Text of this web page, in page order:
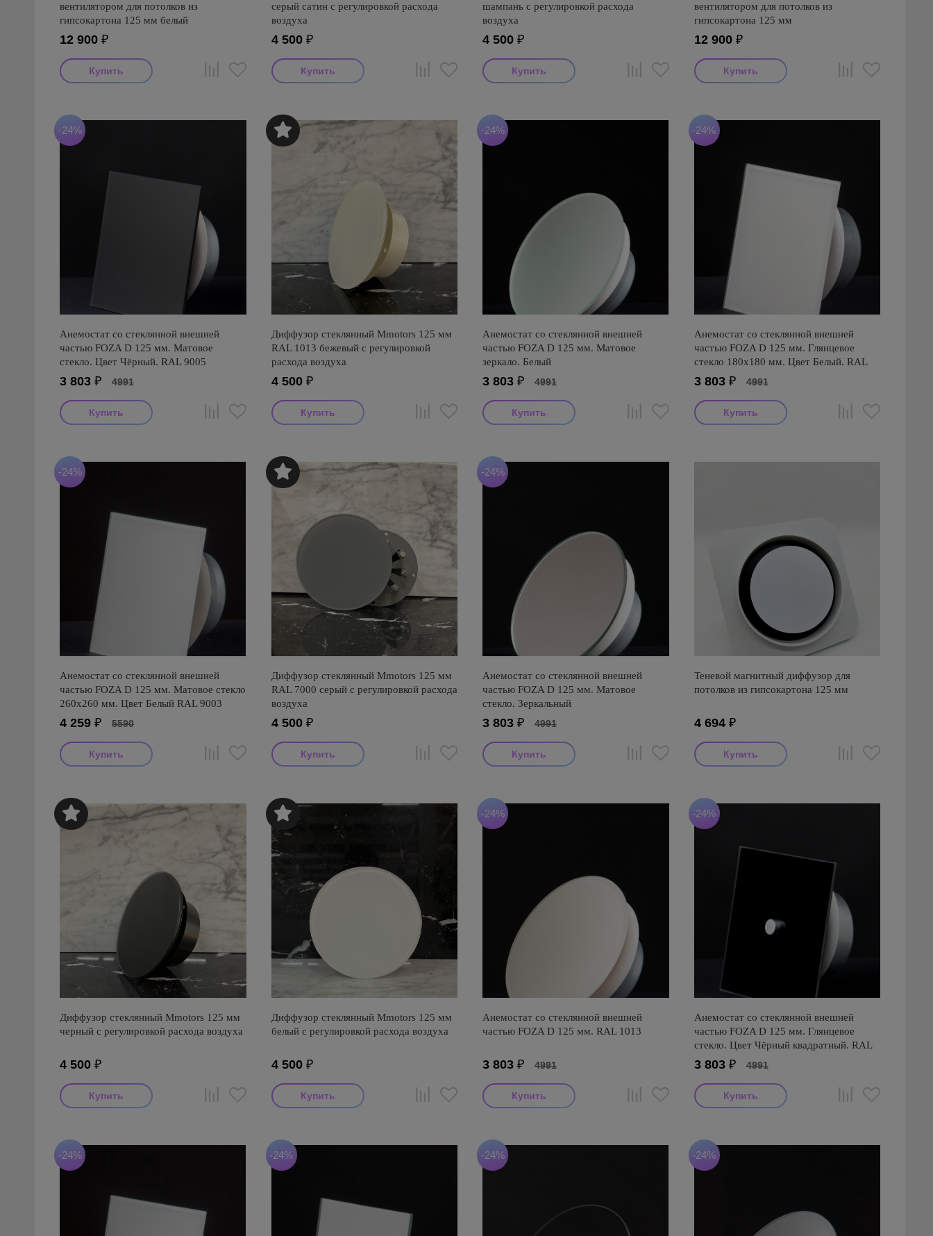
вентилятором для потолков из
гипсокартона 125 мм белый
12 900 ₽
серый сатин с регулировкой расхода
воздуха
4 500₽
шампань с регулировкой расхода
воздуха
4 500 ₽
вентилятором для потолков из
гипсокартона 125 мм
12 900₽
-24%
Анемостат со стеклянной внешней
частью FOZA D 125 мм. Матовое
стекло. Цвет Чёрный. RAL 9005
3 803 ₽ 4991
Диффузор стеклянный Mmotors 125 мм
RAL 1013 бежевый с регулировкой
расхода воздуха
4 500₽
-24%
Анемостат со стеклянной внешней
частью FOZA D 125 мм. Матовое
зеркало. Белый
3 803 ₽ 4991
-24%
Анемостат со стеклянной внешней
частью FOZA D 125 мм. Глянцевое
стекло 180х180 мм. Цвет Белый. RAL
9003
3 803₽ 4991
-24%
Анемостат со стеклянной внешней
частью FOZA D 125 мм. Матовое стекло
260х260 мм. Цвет Белый RAL 9003
4 259 ₽ 5590
Диффузор стеклянный Mmotors 125 мм
RAL 7000 серый с регулировкой расхода
воздуха
4 500₽
-24%
Анемостат со стеклянной внешней
частью FOZA D 125 мм. Матовое
стекло. Зеркальный
3 803 ₽ 4991
Теневой магнитный диффузор для
потолков из гипсокартона 125 мм
4 694₽
Диффузор стеклянный Mmotors 125 мм
черный с регулировкой расхода воздуха
4 500 ₽
Диффузор стеклянный Mmotors 125 мм
белый с регулировкой расхода воздуха
4 500₽
-24%
Анемостат со стеклянной внешней
частью FOZA D 125 мм. RAL 1013
3 803 ₽ 4991
-24%
Анемостат со стеклянной внешней
частью FOZA D 125 мм. Глянцевое
стекло. Цвет Чёрный квадратный. RAL
9005
3 803₽ 4991
-24% -24% -24% -24%